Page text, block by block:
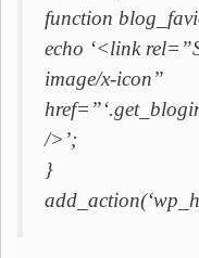
function
echo ‘<link
image/x-icon”
/>’;
}